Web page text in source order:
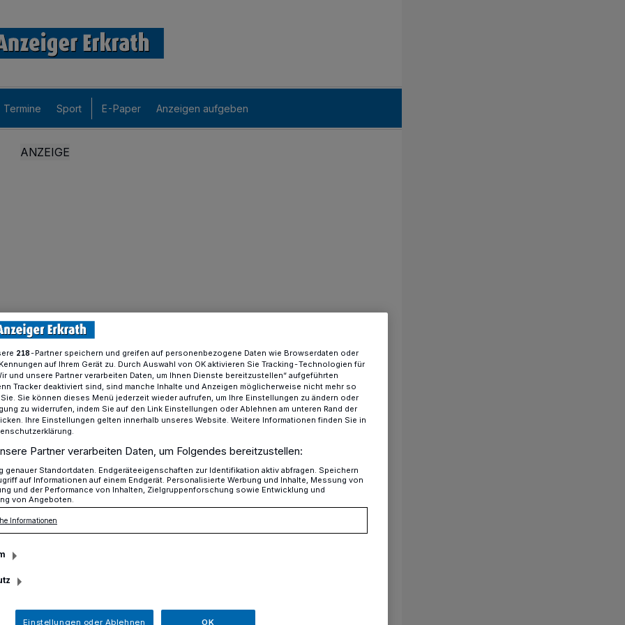
Termine Sport E-Paper Anzeigen aufgeben
Der neue Hirte heißt Schäfer
heißt Schäfer
Namen für einen Pfarrer kann es
Schäfer ist der neue „Hirte“ und damit
von Pfarrer Lutz Martini in der
Hochdahl.
218-Partner speichern und greifen auf personenbezogene Daten wie Browserdaten oder
auf Ihrem Gerät zu. Durch Auswahl von OK aktivieren Sie Tracking-Technologien für
und unsere Partner verarbeiten Daten, um Ihnen Dienste bereitzustellen“ aufgeführten
Tracker deaktiviert sind, sind manche Inhalte und Anzeigen möglicherweise nicht mehr so
Sie können dieses Menü jederzeit wieder aufrufen, um Ihre Einstellungen zu ändern oder
zu widerrufen, indem Sie auf den Link Einstellungen oder Ablehnen am unteren Rand der
Ihre Einstellungen gelten innerhalb unseres Website. Weitere Informationen finden Sie in
Partner verarbeiten Daten, um Folgendes bereitzustellen:
genauer Standortdaten. Endgeräteeigenschaften zur Identifikation aktiv abfragen. Speichern
auf Informationen auf einem Endgerät. Personalisierte Werbung und Inhalte, Messung von
und der Performance von Inhalten, Zielgruppenforschung sowie Entwicklung und
von Angeboten.
Informationen
Einstellungen oder Ablehnen OK